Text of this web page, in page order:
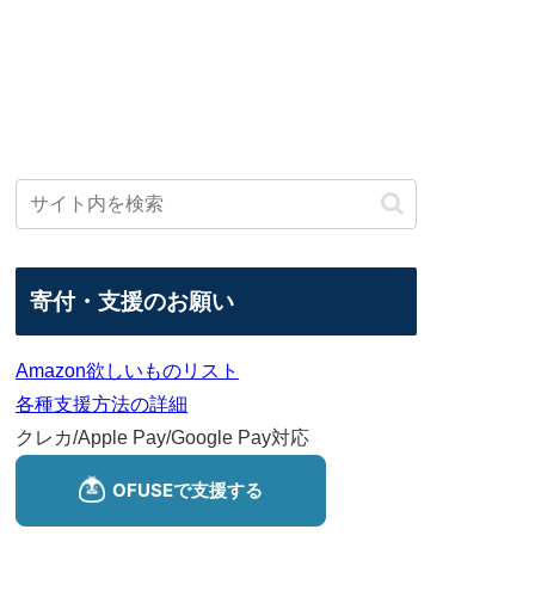
寄付・支援のお願い
Amazon欲しいものリスト
各種支援方法の詳細
クレカ/Apple Pay/Google Pay対応